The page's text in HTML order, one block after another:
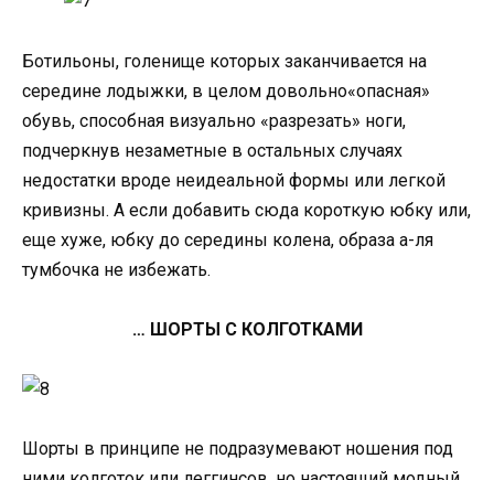
Ботильоны, голенище которых заканчивается на
середине лодыжки, в целом довольно«опасная»
обувь, способная визуально «разрезать» ноги,
подчеркнув незаметные в остальных случаях
недостатки вроде неидеальной формы или легкой
кривизны. А если добавить сюда короткую юбку или,
еще хуже, юбку до середины колена, образа а-ля
тумбочка не избежать.
… ШОРТЫ С КОЛГОТКАМИ
Шорты в принципе не подразумевают ношения под